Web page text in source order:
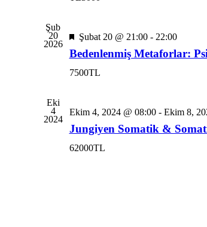
Şub
20
2026
Öne
Şubat 20 @ 21:00- 22:00
Bedenlenmiş Metaforlar:
7500TL
Eki
4
2024
Ekim 4, 2024 @ 08:00- Ekim 8,
Jungiyen Somatik &
62000TL